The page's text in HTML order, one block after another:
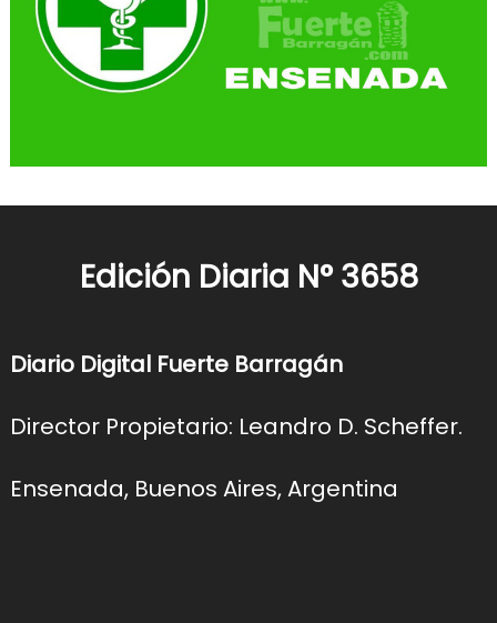
Edición Diaria N° 3658
Diario Digital Fuerte Barragán
Director Propietario: Leandro D. Scheffer.
Ensenada, Buenos Aires, Argentina